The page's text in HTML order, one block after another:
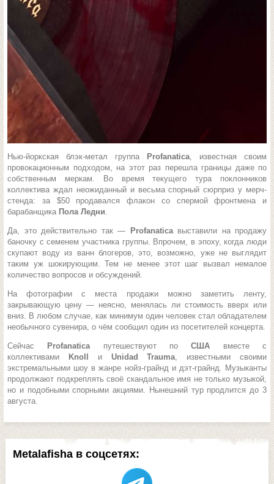
Metalafisha в соцсетях:
Нью-йоркская блэк-метал группа Profanatica, известная своим
провокационным подходом, на этот раз перешла границы даже по
собственным меркам. Во время текущего тура поклонников
коллектива ждал неожиданный и весьма спорный сюрприз у мерч-
стенда: за $50 продавался флакон со спермой фронтмена и
барабанщика Пола Ледни.
Да, это действительно так — Profanatica выставили на продажу
баночку с семенем участника группы. Впрочем, в эпоху, когда люди
скупают воду из ванн блогеров, это, возможно, уже не выглядит
таким уж шокирующим. Тем не менее этот шаг вызвал немалое
количество вопросов и обсуждений.
На фотографии с места продажи можно заметить ленту,
закрывающую цену — неясно, менялась ли стоимость вверх или
вниз. В любом случае, как минимум один человек стал обладателем
необычного сувенира, о чём сообщил один из посетителей концерта.
Сейчас Profanatica путешествуют поСША вместе с
коллективами
Knoll и Unidad Trauma, известными своими
экстремальными шоу в жанре нойз-грайнд и дэт-грайнд. Музыканты
продолжают подкреплять своё скандальное имя не только музыкой,
но и подобными спорными акциями. Нынешний тур продлится до 3
августа.